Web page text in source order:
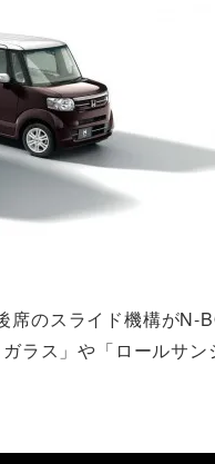
席のスライド機構が
ラス」や「ロールサ